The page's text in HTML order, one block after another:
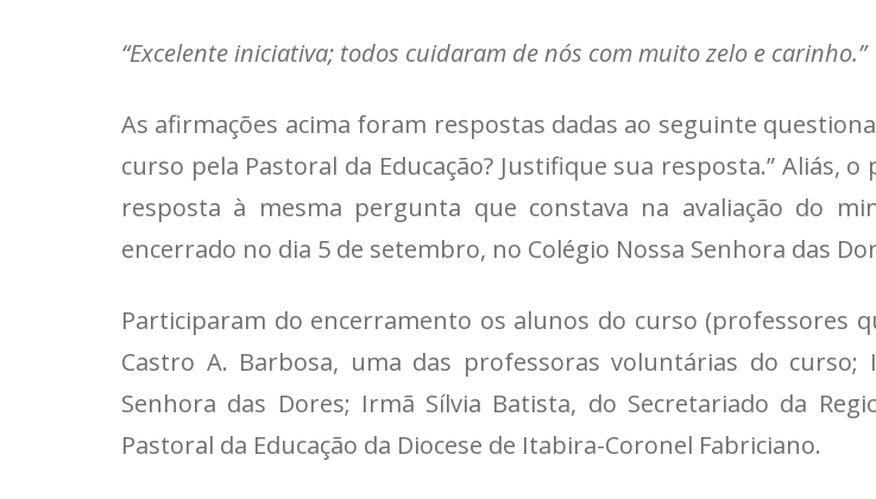
“Excelente iniciativa; todos cuidaram de nós com muito zelo e carinho.”
As afirmações acima foram respostas dadas ao seguinte
curso pela Pastoral da Educação? Justifique sua resposta.”
resposta à mesma pergunta que constava na avaliação do
encerrado no dia 5 de setembro, no Colégio Nossa Senhora das
Participaram do encerramento os alunos do curso (professores
Castro A. Barbosa, uma das professoras voluntárias do
Senhora das Dores; Irmã Sílvia Batista, do Secretariado da
Pastoral da Educação da Diocese de Itabira-Coronel Fabriciano.